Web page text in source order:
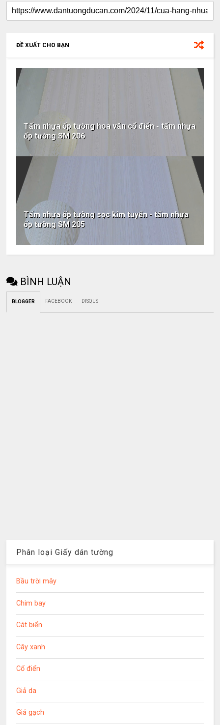
ĐỀ XUẤT CHO BẠN
Tấm nhựa ốp tường hoa văn cổ điển - tấm nhựa
ốp tường SM 206
Tấm nhựa ốp tường sọc kim tuyển - tấm nhựa
ốp tường SM 205
BÌNH LUẬN
BLOGGER FACEBOOK DISQUS
Phân loại Giấy dán tường
Bầu trời mây
Chim bay
Cát biển
Cây xanh
Cổ điển
Giả da
Giả gạch